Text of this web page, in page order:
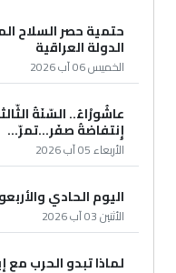
حتمية حصر السلاح
الدولة العراقية
الخميس 06 آب 2026
عاشُورْاءُ.. السّنَةُ
إِنتفاضةُ صفَر…تمرّ...
الأربعاء 05 آب 2026
اليوم الحادي
الأثنين 03 آب 2026
لماذا تبدو الحرب مع